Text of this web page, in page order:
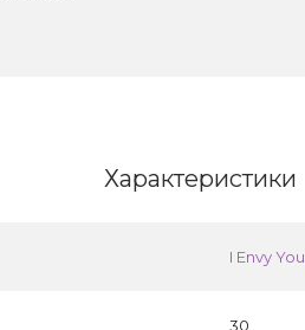
Характеристики
I Envy You
30